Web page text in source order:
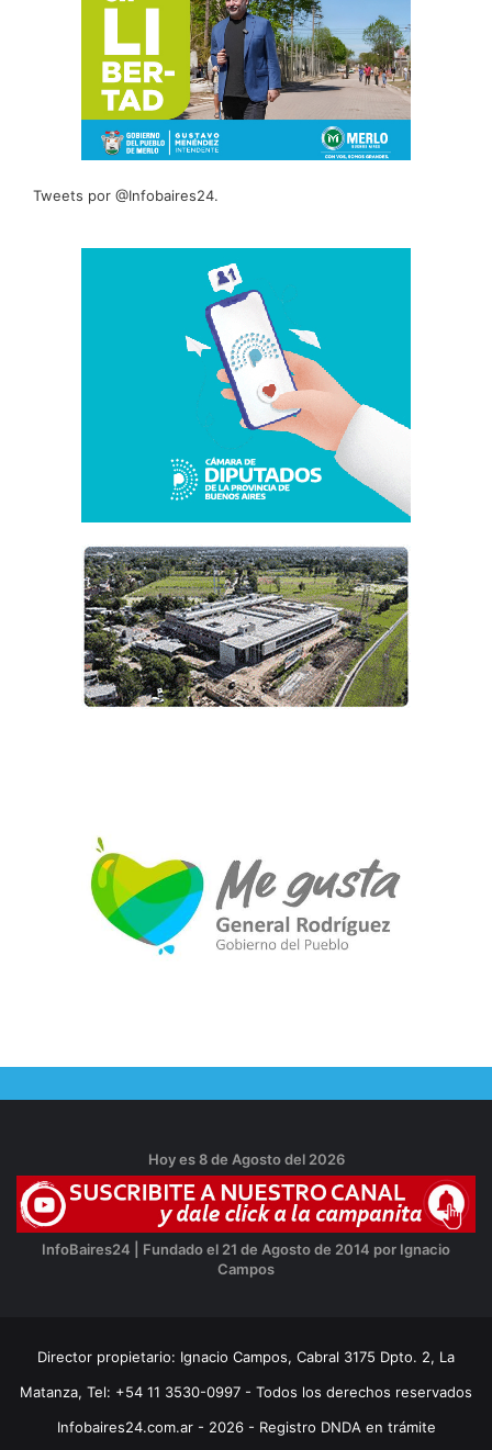
Tweets por @Infobaires24.
Hoy es 8 de Agosto del 2026
InfoBaires24 | Fundado el 21 de Agosto de 2014 por Ignacio
Campos
Director propietario: Ignacio Campos, Cabral 3175 Dpto. 2, La
Matanza, Tel: +54 11 3530-0997 - Todos los derechos reservados
Infobaires24.com.ar - 2026 - Registro DNDA en trámite